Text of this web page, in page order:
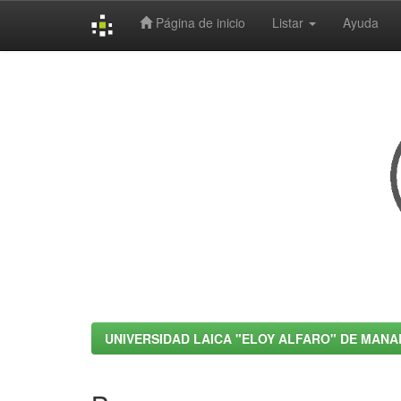
Página de inicio Listar Ayuda
UNIVERSIDAD LAICA "ELOY ALFARO" DE